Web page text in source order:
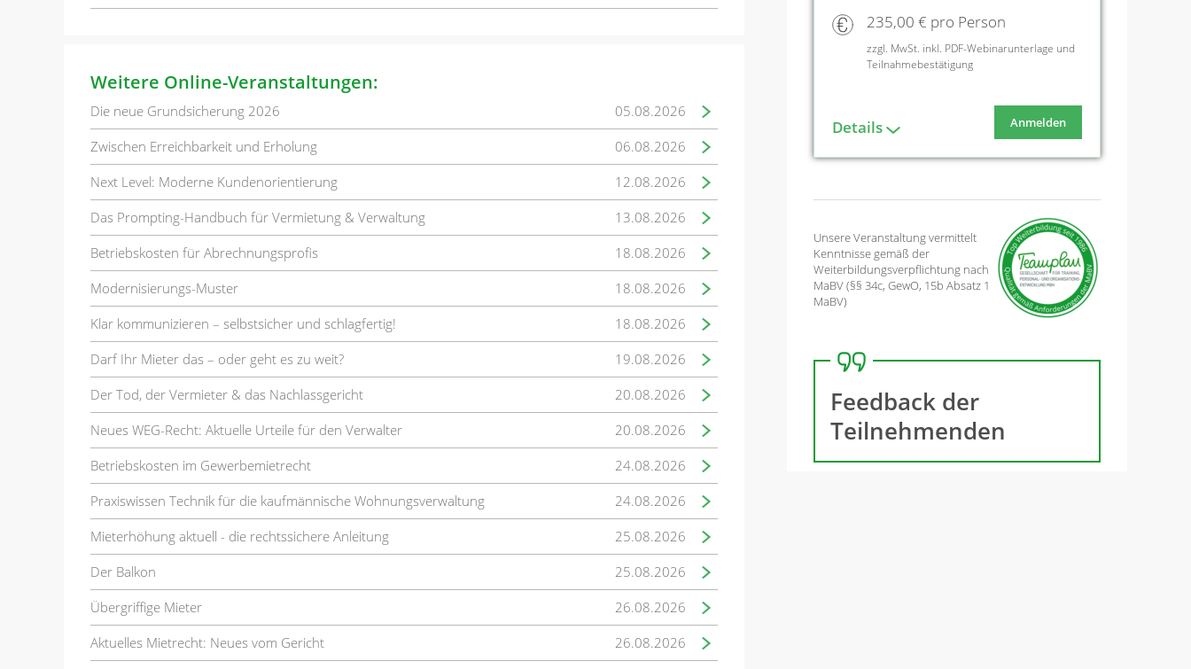
Weitere Online-Veranstaltungen:
Die neue Grundsicherung 2026
05.08.2026
Zwischen Erreichbarkeit und Erholung
06.08.2026
Next Level: Moderne Kundenorientierung
12.08.2026
Das Prompting-Handbuch für Vermietung & Verwaltung
13.08.2026
Betriebskosten für Abrechnungsprofis
18.08.2026
Modernisierungs-Muster
18.08.2026
Klar kommunizieren – selbstsicher und schlagfertig!
18.08.2026
Darf Ihr Mieter das – oder geht es zu weit?
19.08.2026
Der Tod, der Vermieter & das Nachlassgericht
20.08.2026
Neues WEG-Recht: Aktuelle Urteile für den Verwalter
20.08.2026
Betriebskosten im Gewerbemietrecht
24.08.2026
Praxiswissen Technik für die kaufmännische Wohnungsverwaltung
24.08.2026
Mieterhöhung aktuell - die rechtssichere Anleitung
25.08.2026
Der Balkon
25.08.2026
Übergriffige Mieter
26.08.2026
Aktuelles Mietrecht: Neues vom Gericht
26.08.2026
235,00 € pro Person
zzgl. MwSt. inkl. PDF-Webinarunterlage und
Teilnahmebestätigung
Details Anmelden
Unsere Veranstaltung vermittelt
Kenntnisse gemäß der
Weiterbildungsverpflichtung nach
MaBV (§§ 34c, GewO, 15b Absatz 1
MaBV)
Feedback der
Teilnehmenden